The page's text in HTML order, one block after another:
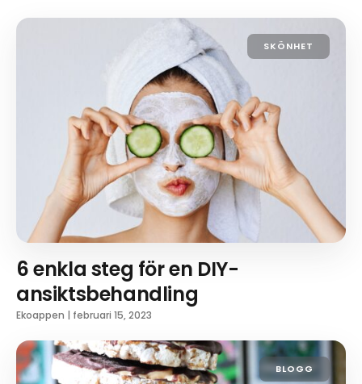
SKÖNHET
6 enkla steg för en DIY-
ansiktsbehandling
Ekoappen | februari 15, 2023
BLOGG